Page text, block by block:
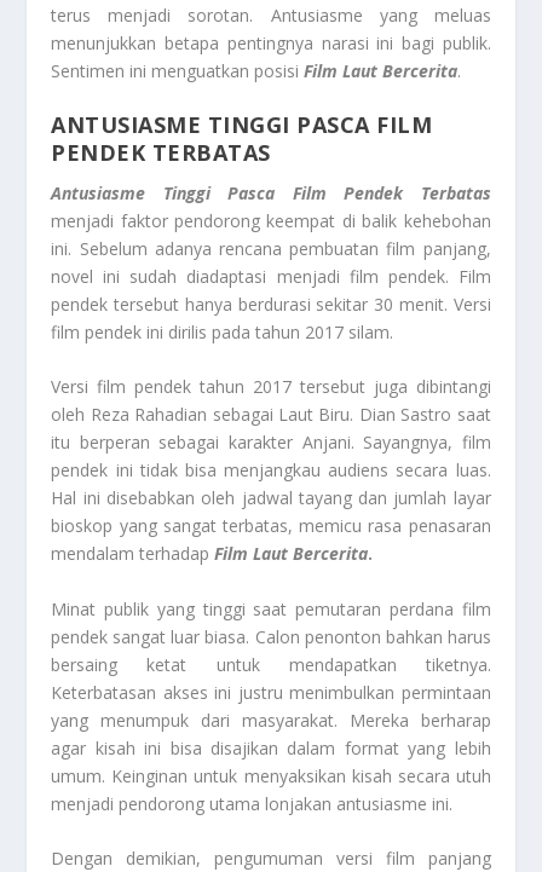
terus menjadi sorotan. Antusiasme yang meluas
menunjukkan betapa pentingnya narasi ini bagi publik.
Sentimen ini menguatkan posisiFilm Laut Bercerita.
ANTUSIASME TINGGI PASCA FILM
PENDEK TERBATAS
Antusiasme Tinggi Pasca Film Pendek Terbatas
menjadi faktor pendorong keempat di balik kehebohan
ini. Sebelum adanya rencana pembuatan film panjang,
novel ini sudah diadaptasi menjadi film pendek. Film
pendek tersebut hanya berdurasi sekitar 30 menit. Versi
film pendek ini dirilis pada tahun 2017 silam.
Versi film pendek tahun 2017 tersebut juga dibintangi
oleh Reza Rahadian sebagai Laut Biru. Dian Sastro saat
itu berperan sebagai karakter Anjani. Sayangnya, film
pendek ini tidak bisa menjangkau audiens secara luas.
Hal ini disebabkan oleh jadwal tayang dan jumlah layar
bioskop yang sangat terbatas, memicu rasa penasaran
mendalam terhadapFilm Laut Bercerita.
Minat publik yang tinggi saat pemutaran perdana film
pendek sangat luar biasa. Calon penonton bahkan harus
bersaing ketat untuk mendapatkan tiketnya.
Keterbatasan akses ini justru menimbulkan permintaan
yang menumpuk dari masyarakat. Mereka berharap
agar kisah ini bisa disajikan dalam format yang lebih
umum. Keinginan untuk menyaksikan kisah secara utuh
menjadi pendorong utama lonjakan antusiasme ini.
Dengan demikian, pengumuman versi film panjang